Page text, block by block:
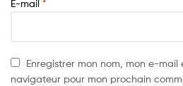
E-mail *
Enregistrer mon nom, mon e-mail
navigateur pour mon prochain